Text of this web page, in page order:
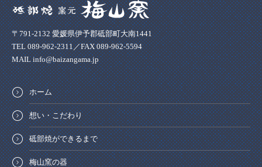
〒791-2132 愛媛県伊予郡砥部町大南1441
TEL 089-962-2311／FAX 089-962-5594
MAIL info@baizangama.jp
ホーム
想い・こだわり
砥部焼ができるまで
梅山窯の器